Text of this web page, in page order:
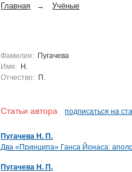
Главная → Учёные
Фамилия: Пугачева
Имя: Н.
Отчество: П.
Статьи автораподписаться на
Пугачева Н. П.
Два «Принципа» Ганса Йонаса:
Пугачева Н. П.